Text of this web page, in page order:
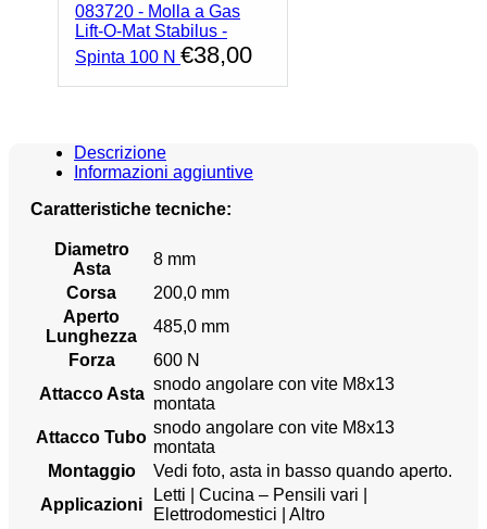
083720 - Molla a Gas
Lift-O-Mat Stabilus -
Spinta 100 N €38,00
Descrizione
Informazioni aggiuntive
Caratteristiche tecniche:
Diametro
Asta
8 mm
Corsa
200,0 mm
Aperto
Lunghezza
485,0 mm
Forza
600 N
Attacco Asta
snodo angolare con vite M8x13
montata
Attacco Tubo
snodo angolare con vite M8x13
montata
Montaggio
Vedi foto, asta in basso quando aperto.
Applicazioni
Letti | Cucina – Pensili vari |
Elettrodomestici | Altro